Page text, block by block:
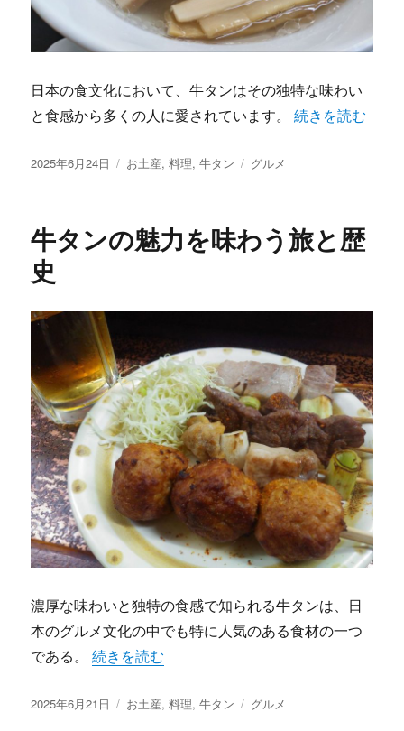
日本の食文化において、牛タンはその独特な味わい
と食感から多くの人に愛されています。“牛タンが織り
続きを読む
投
2025年6月24日
カ
ー
お土産,料理,牛タン
タ
グルメ
牛タンの魅力を味わう旅と歴
史
濃厚な味わいと独特の食感で知られる牛タンは、日
本のグルメ文化の中でも特に人気のある食材の一つ
である。“牛タンの魅力を味わう旅と歴史” の
続きを読む
投
2025年6月21日
カ
お土産,料理,牛タン
タ
グルメ